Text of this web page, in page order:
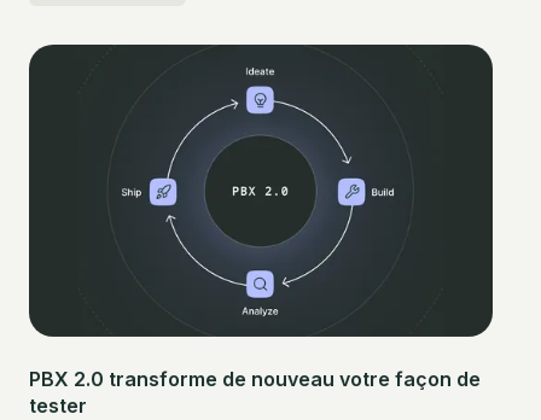
PBX 2.0 transforme de nouveau votre façon de
tester